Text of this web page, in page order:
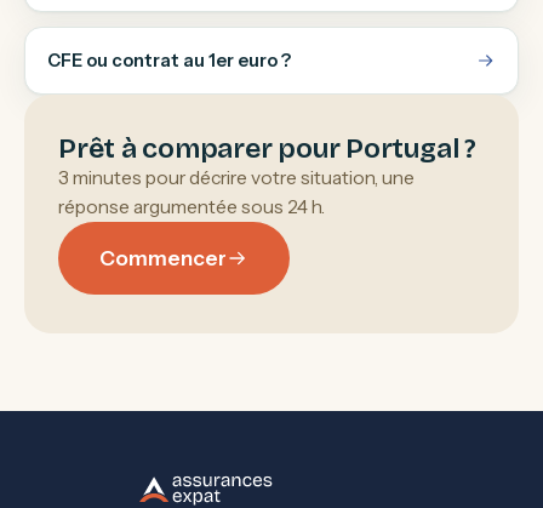
CFE ou contrat au 1er euro ?
Prêt à comparer pour Portugal ?
3 minutes pour décrire votre situation, une
réponse argumentée sous 24 h.
Commencer